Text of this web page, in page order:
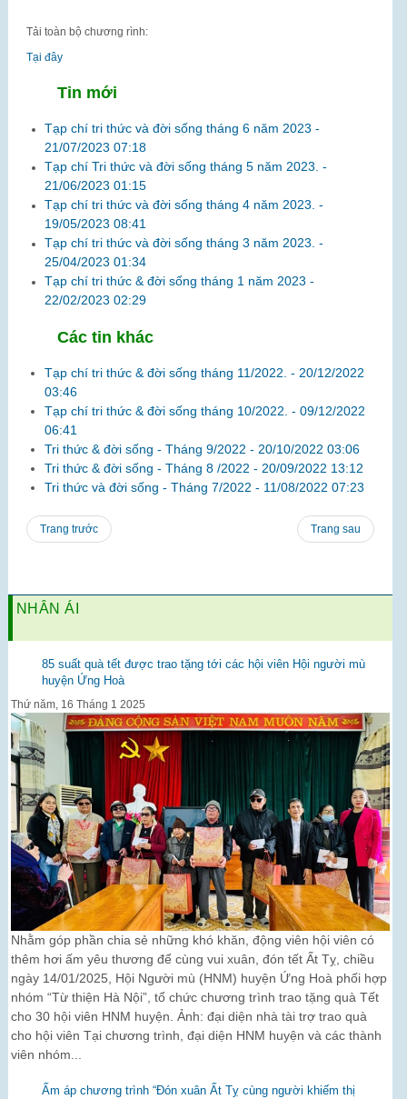
Tải toàn bộ chương rình:
Tại đây
Tin mới
Tạp chí tri thức và đời sống tháng 6 năm 2023 -
21/07/2023 07:18
Tạp chí Tri thức và đời sống tháng 5 năm 2023. -
21/06/2023 01:15
Tạp chí tri thức và đời sống tháng 4 năm 2023. -
19/05/2023 08:41
Tạp chí tri thức và đời sống tháng 3 năm 2023. -
25/04/2023 01:34
Tạp chí tri thức & đời sống tháng 1 năm 2023 -
22/02/2023 02:29
Các tin khác
Tạp chí tri thức & đời sống tháng 11/2022. - 20/12/2022
03:46
Tạp chí tri thức & đời sống tháng 10/2022. - 09/12/2022
06:41
Tri thức & đời sống - Tháng 9/2022 - 20/10/2022 03:06
Tri thức & đời sống - Tháng 8 /2022 - 20/09/2022 13:12
Tri thức và đời sống - Tháng 7/2022 - 11/08/2022 07:23
Trang trước Trang sau
NHÂN ÁI
85 suất quà tết được trao tặng tới các hội viên Hội người mù
huyện Ứng Hoà
Thứ năm, 16 Tháng 1 2025
Nhằm góp phần chia sẻ những khó khăn, động viên hội viên có
thêm hơi ấm yêu thương để cùng vui xuân, đón tết Ất Tỵ, chiều
ngày 14/01/2025, Hội Người mù (HNM) huyện Ứng Hoà phối hợp
nhóm “Từ thiện Hà Nội”, tổ chức chương trình trao tặng quà Tết
cho 30 hội viên HNM huyện. Ảnh: đại diện nhà tài trợ trao quà
cho hội viên Tại chương trình, đại diện HNM huyện và các thành
viên nhóm...
Ấm áp chương trình “Đón xuân Ất Tỵ cùng người khiếm thị